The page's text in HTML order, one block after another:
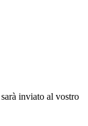
inviato al vostro